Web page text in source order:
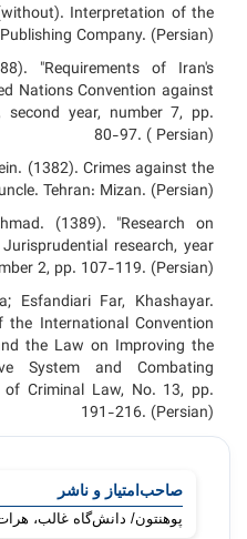
Interpretation of the
Company. (Persian)
"Requirements of Iran's
Nations Convention against
second year, number 7, pp.
80-97. ( Persian)
(1382). Crimes against the
Tehran: Mizan. (Persian)
(1389). "Research on
research, year
2, pp. 107-119. (Persian)
Esfandiari Far, Khashayar.
International Convention
the Law on Improving the
System and Combating
of Criminal Law, No. 13, pp.
191-216. (Persian)
صاحب‌امتیاز و ناشر
پوهنتون/ دانش‌گاه غالب،